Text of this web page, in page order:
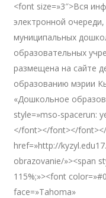
<font size=»3″>Вся
электронной
муниципальных
образовательных
размещена на сайте
образованию мэрии
«Дошкольное
style=»mso-spacerun:
</font></font></
href=»http://
obrazovanie/»><span
115%;»><font
face=»Tahoma»